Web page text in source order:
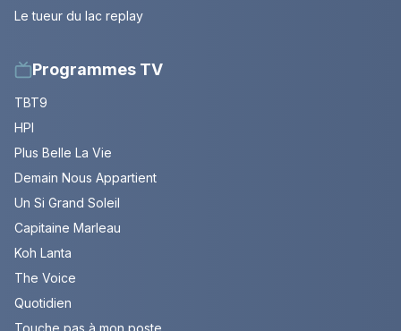
Le tueur du lac replay
Programmes TV
TBT9
HPI
Plus Belle La Vie
Demain Nous Appartient
Un Si Grand Soleil
Capitaine Marleau
Koh Lanta
The Voice
Quotidien